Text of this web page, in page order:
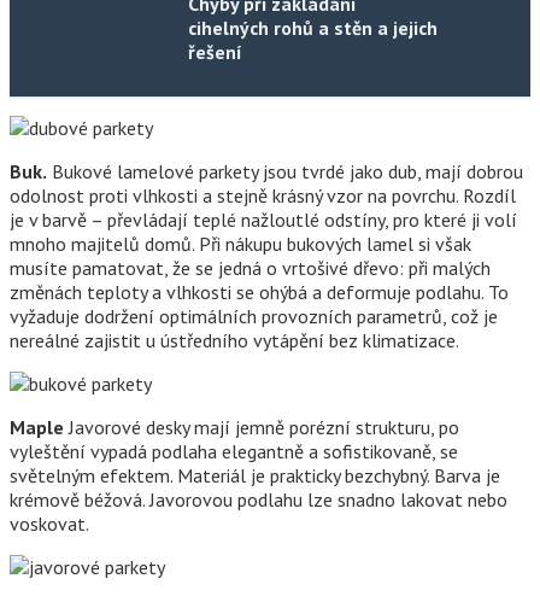
cihelných rohů a stěn a jejich
řešení
Buk. Bukové lamelové parkety jsou tvrdé jako dub, mají dobrou
odolnost proti vlhkosti a stejně krásný vzor na povrchu. Rozdíl
je v barvě – převládají teplé nažloutlé odstíny, pro které ji volí
mnoho majitelů domů. Při nákupu bukových lamel si však
musíte pamatovat, že se jedná o vrtošivé dřevo: při malých
změnách teploty a vlhkosti se ohýbá a deformuje podlahu. To
vyžaduje dodržení optimálních provozních parametrů, což je
nereálné zajistit u ústředního vytápění bez klimatizace.
Maple Javorové desky mají jemně porézní strukturu, po
vyleštění vypadá podlaha elegantně a sofistikovaně, se
světelným efektem. Materiál je prakticky bezchybný. Barva je
krémově béžová. Javorovou podlahu lze snadno lakovat nebo
voskovat.